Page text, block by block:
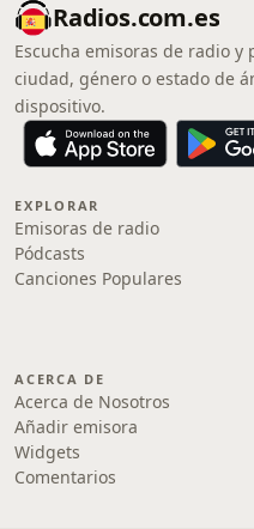
Radios.com.es
Escucha emisoras de radio y
ciudad, género o estado de
dispositivo.
EXPLORAR
Emisoras de radio
Pódcasts
Canciones Populares
ACERCA DE
Acerca de Nosotros
Añadir emisora
Widgets
Comentarios